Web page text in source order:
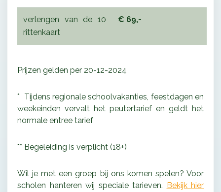
verlengen van de 10
rittenkaart
€ 69,-
Prijzen gelden per 20-12-2024
* Tijdens regionale schoolvakanties, feestdagen en
weekeinden vervalt het peutertarief en geldt het
normale entree tarief
** Begeleiding is verplicht (18+)
Wil je met een groep bij ons komen spelen? Voor
scholen hanteren wij speciale tarieven.
Bekijk hier